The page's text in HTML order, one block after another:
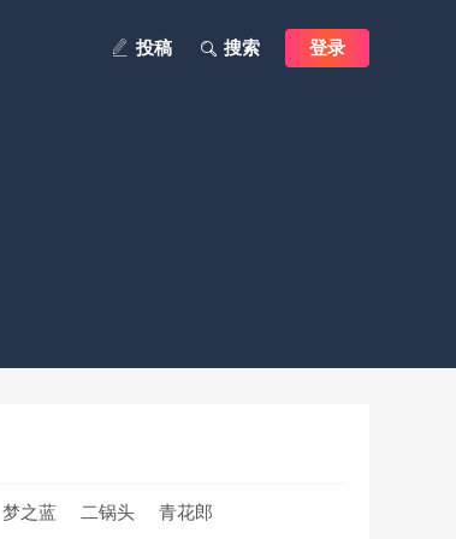
登录
搜索
投稿
梦之蓝 二锅头 青花郎